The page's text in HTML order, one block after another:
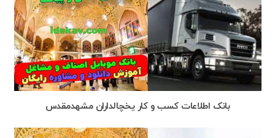
بانک اطلاعات کسب و کار یخچالداران مشهدمقدس